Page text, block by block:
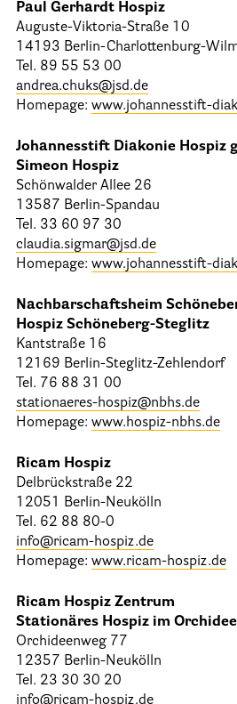
Paul Gerhardt Hospiz
Auguste-Viktoria-Straße 10
14193 Berlin-Charlottenburg-
Tel. 89 55 53 00
andrea.chuks@jsd.de
Homepage: www.johannesstift-
Johannesstift Diakonie Hospiz
Simeon Hospiz
Schönwalder Allee 26
13587 Berlin-Spandau
Tel. 33 60 97 30
claudia.sigmar@jsd.de
Homepage: www.johannesstift-
Nachbarschaftsheim
Hospiz Schöneberg-Steglitz
Kantstraße 16
12169 Berlin-Steglitz-Zehlendorf
Tel. 76 88 31 00
stationaeres-hospiz@nbhs.de
Homepage: www.hospiz-nbhs.de
Ricam Hospiz
Delbrückstraße 22
12051 Berlin-Neukölln
Tel. 62 88 80-0
info@ricam-hospiz.de
Homepage: www.ricam-hospiz.de
Ricam Hospiz Zentrum
Stationäres Hospiz im
Orchideenweg 77
12357 Berlin-Neukölln
Tel. 23 30 30 20
info@ricam-hospiz.de